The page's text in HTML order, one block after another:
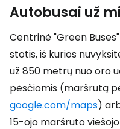
Autobusai už
Centrinė "Green
stotis, iš kurios
už 850 metrų nuo oro
pėsčiomis (maršrutą
google.com/maps)
15-ojo maršruto